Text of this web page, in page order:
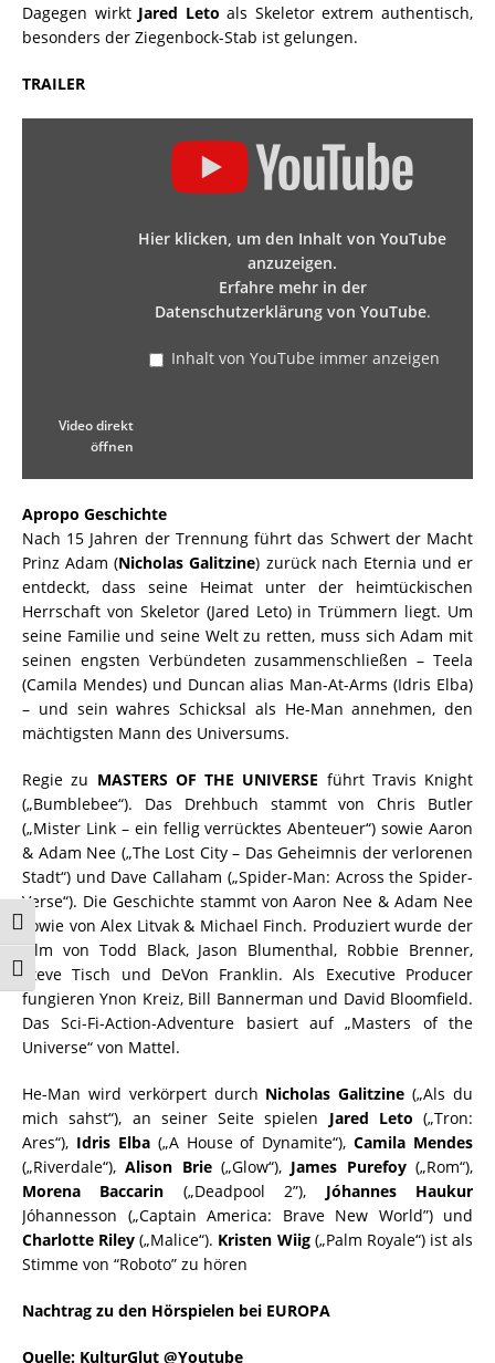
Umschalten auf hohe Kontraste
Schrift vergrößern
Dagegen wirkt Jared Leto als Skeletor extrem authentisch,
besonders der Ziegenbock-Stab ist gelungen.
TRAILER
Hier klicken, um den Inhalt von YouTube
anzuzeigen.
Erfahre mehr in der
Datenschutzerklärung von YouTube.
Inhalt von YouTube immer anzeigen
Video direkt
öffnen
Apropo Geschichte
Nach 15 Jahren der Trennung führt das Schwert der Macht
Prinz Adam (Nicholas Galitzine) zurück nach Eternia und er
entdeckt, dass seine Heimat unter der heimtückischen
Herrschaft von Skeletor (Jared Leto) in Trümmern liegt. Um
seine Familie und seine Welt zu retten, muss sich Adam mit
seinen engsten Verbündeten zusammenschließen – Teela
(Camila Mendes) und Duncan alias Man-At-Arms (Idris Elba)
– und sein wahres Schicksal als He-Man annehmen, den
mächtigsten Mann des Universums.
Regie zu MASTERS OF THE UNIVERSE führt Travis Knight
(„Bumblebee“). Das Drehbuch stammt von Chris Butler
(„Mister Link – ein fellig verrücktes Abenteuer“) sowie Aaron
& Adam Nee („The Lost City – Das Geheimnis der verlorenen
Stadt“) und Dave Callaham („Spider-Man: Across the Spider-
Verse“). Die Geschichte stammt von Aaron Nee & Adam Nee
sowie von Alex Litvak & Michael Finch. Produziert wurde der
Film von Todd Black, Jason Blumenthal, Robbie Brenner,
Steve Tisch und DeVon Franklin. Als Executive Producer
fungieren Ynon Kreiz, Bill Bannerman und David Bloomfield.
Das Sci-Fi-Action-Adventure basiert auf „Masters of the
Universe“ von Mattel.
He-Man wird verkörpert durch Nicholas Galitzine („Als du
mich sahst“), an seiner Seite spielen Jared Leto („Tron:
Ares“), Idris Elba(„A House of Dynamite“),Camila Mendes
(„Riverdale“),Alison Brie(„Glow“), James Purefoy(„Rom“),
Morena Baccarin („Deadpool 2”), Jóhannes Haukur
Jóhannesson („Captain America: Brave New World”) und
Charlotte Riley („Malice“). Kristen Wiig(„Palm Royale“) ist als
Stimme von “Roboto” zu hören
Nachtrag zu den Hörspielen bei EUROPA
Quelle: KulturGlut @Youtube